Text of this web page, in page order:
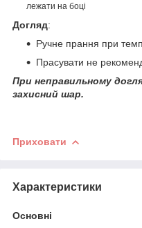
лежати на боці
Догляд:
Ручне прання при
Прасувати не
При неправильному
захисний шар.
Приховати
Характеристики
Основні